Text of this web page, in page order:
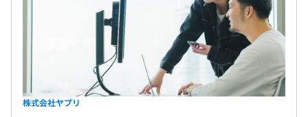
・隔週以上の1on1を実施しています。
・エンジニアは、スペシャリストとしてのキャリアとマネ
ジメントや企画などの自身に合わせたキャリア形成が可能
です。
株式会社ヤプリ